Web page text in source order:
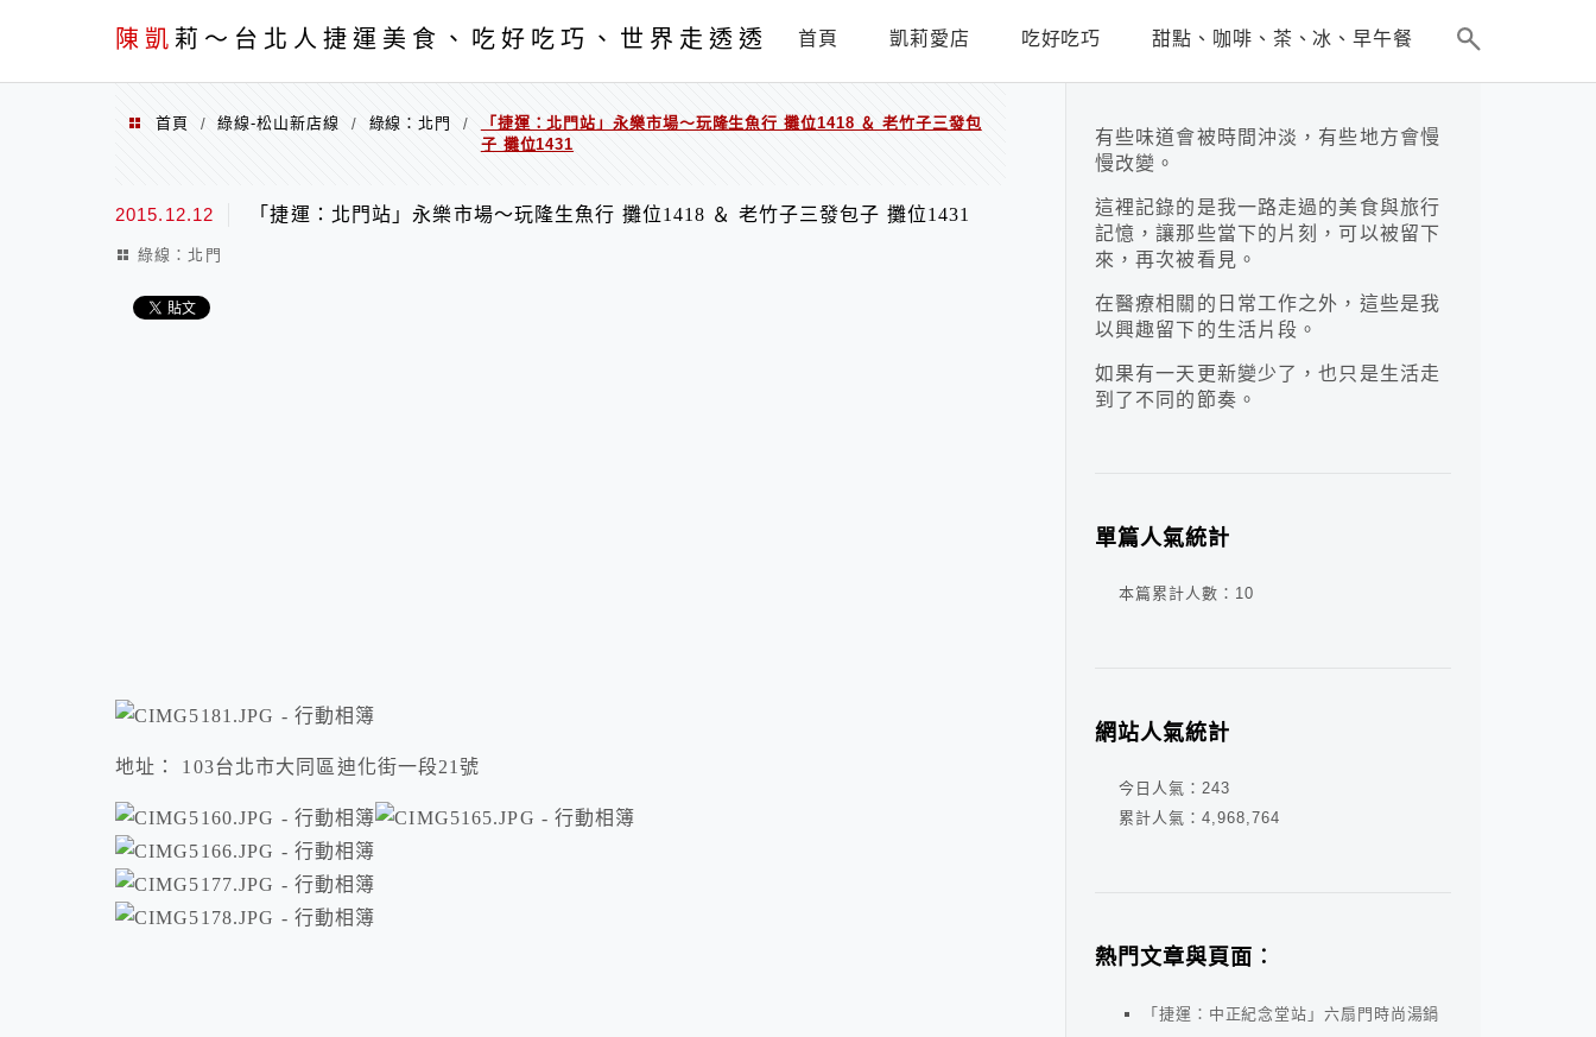
陳凱 莉～台北人捷運美食、吃好吃巧、世界走透透
menu
首頁 凱莉愛店 吃好吃巧 甜點、咖啡、茶、冰、早午餐
首頁 / 綠線-松山新店線 / 綠線：北門 /
「捷運：北門站」永樂市場～玩隆生魚行 攤位1418 ＆ 老竹子三發包
子 攤位1431
2015.12.12 「捷運：北門站」永樂市場～玩隆生魚行 攤位1418 ＆ 老竹子三發包子 攤位1431
綠線：北門
地址： 103台北市大同區迪化街一段21號
有些味道會被時間沖淡，有些地方會慢
慢改變。
這裡記錄的是我一路走過的美食與旅行
記憶，讓那些當下的片刻，可以被留下
來，再次被看見。
在醫療相關的日常工作之外，這些是我
以興趣留下的生活片段。
如果有一天更新變少了，也只是生活走
到了不同的節奏。
單篇人氣統計
本篇累計人數： 10
網站人氣統計
今日人氣： 243
累計人氣： 4,968,764
熱門文章與頁面︰
「捷運：中正紀念堂站」六扇門時尚湯鍋